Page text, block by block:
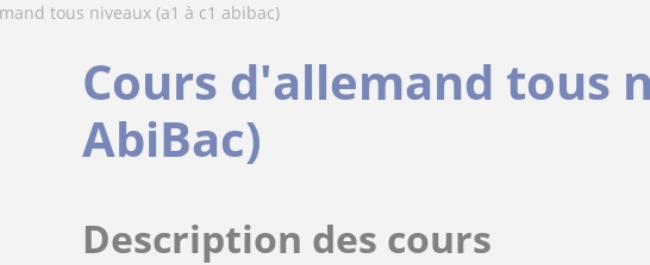
tous niveaux (a1 à c1 abibac)
Cours d'allemand tous
AbiBac)
Description des cours